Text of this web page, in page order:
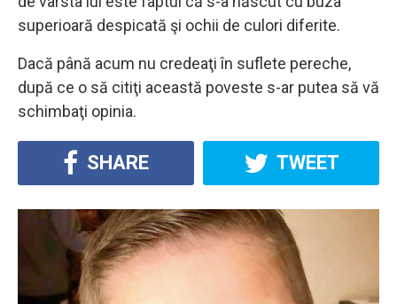
superioară despicată şi ochii de culori diferite.
Dacă până acum nu credeaţi în suflete pereche,
după ce o să citiţi această poveste s-ar putea să vă
schimbaţi opinia.
SHARE TWEET